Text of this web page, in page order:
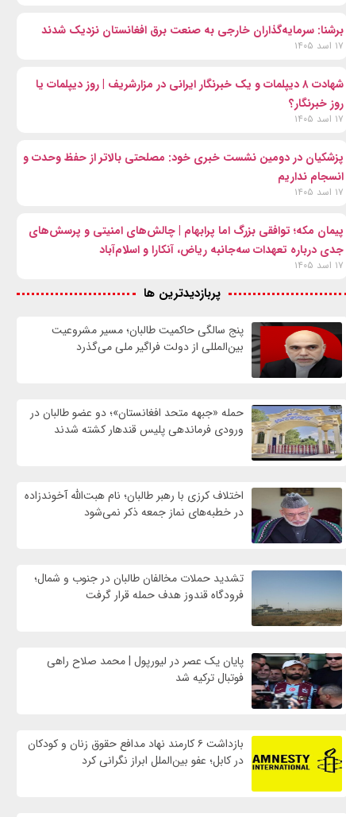
برشنا: سرمایه‌گذاران خارجی به صنعت برق افغانستان نزدیک شدند
۱۷ اسد ۱۴۰۵
شهادت ۸ دیپلمات و یک خبرنگار ایرانی در مزارشریف | روز دیپلمات یا
روز خبرنگار؟
۱۷ اسد ۱۴۰۵
پزشکیان در دومین نشست خبری خود: مصلحتی بالاتر از حفظ وحدت و
انسجام نداریم
۱۷ اسد ۱۴۰۵
پیمان مکه؛ توافقی بزرگ اما پرابهام | چالش‌های امنیتی و پرسش‌های
جدی درباره تعهدات سه‌جانبه ریاض، آنکارا و اسلام‌آباد
۱۷ اسد ۱۴۰۵
پربازدیدترین ها
پنج سالگی حاکمیت طالبان؛ مسیر مشروعیت
بین‌المللی از دولت فراگیر ملی می‌گذرد
حمله «جبهه متحد افغانستان»؛ دو عضو طالبان در
ورودی فرماندهی پلیس قندهار کشته شدند
اختلاف کرزی با رهبر طالبان؛ نام هبت‌الله آخوندزاده
در خطبه‌های نماز جمعه ذکر نمی‌شود
تشدید حملات مخالفان طالبان در جنوب و شمال؛
فرودگاه قندوز هدف حمله قرار گرفت
پایان یک عصر در لیورپول | محمد صلاح راهی
فوتبال ترکیه شد
بازداشت ۶ کارمند نهاد مدافع حقوق زنان و کودکان
در کابل؛ عفو بین‌الملل ابراز نگرانی کرد